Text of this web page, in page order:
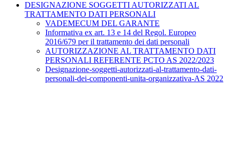
DESIGNAZIONE SOGGETTI AUTORIZZATI AL
TRATTAMENTO DATI PERSONALI
VADEMECUM DEL GARANTE
Informativa ex art. 13 e 14 del Regol. Europeo
2016/679 per il trattamento dei dati personali
AUTORIZZAZIONE AL TRATTAMENTO DATI
PERSONALI REFERENTE PCTO AS 2022/2023
Designazione-soggetti-autorizzati-al-trattamento-dati-
personali-dei-componenti-unita-organizzativa-AS 2022